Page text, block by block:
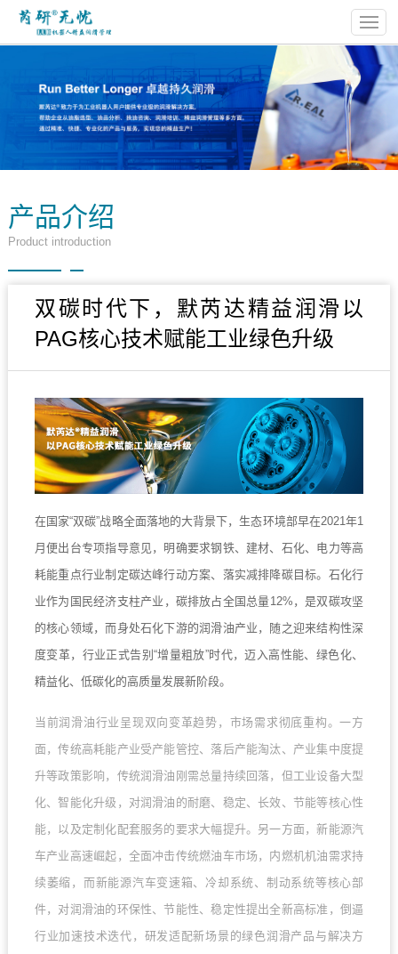
产品介绍
Product introduction
双碳时代下，默芮达精益润滑以
PAG核心技术赋能工业绿色升级
在国家“双碳”战略全面落地的大背景下，生态环境部早在2021年1
月便出台专项指导意见，明确要求钢铁、建材、石化、电力等高
耗能重点行业制定碳达峰行动方案、落实减排降碳目标。石化行
业作为国民经济支柱产业，碳排放占全国总量12%，是双碳攻坚
的核心领域，而身处石化下游的润滑油产业，随之迎来结构性深
度变革，行业正式告别“增量粗放”时代，迈入高性能、绿色化、
精益化、低碳化的高质量发展新阶段。
当前润滑油行业呈现双向变革趋势，市场需求彻底重构。一方
面，传统高耗能产业受产能管控、落后产能淘汰、产业集中度提
升等政策影响，传统润滑油刚需总量持续回落，但工业设备大型
化、智能化升级，对润滑油的耐磨、稳定、长效、节能等核心性
能，以及定制化配套服务的要求大幅提升。另一方面，新能源汽
车产业高速崛起，全面冲击传统燃油车市场，内燃机机油需求持
续萎缩，而新能源汽车变速箱、冷却系统、制动系统等核心部
件，对润滑油的环保性、节能性、稳定性提出全新高标准，倒逼
行业加速技术迭代，研发适配新场景的绿色润滑产品与解决方